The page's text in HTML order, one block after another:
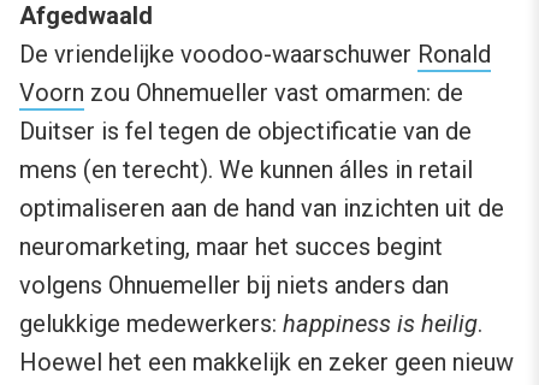
Afgedwaald
De vriendelijke voodoo-waarschuwer Ronald
Voorn zou Ohnemueller vast omarmen: de
Duitser is fel tegen de objectificatie van de
mens (en terecht). We kunnen álles in retail
optimaliseren aan de hand van inzichten uit de
neuromarketing, maar het succes begint
volgens Ohnuemeller bij niets anders dan
gelukkige medewerkers: happiness is heilig.
Hoewel het een makkelijk en zeker geen nieuw